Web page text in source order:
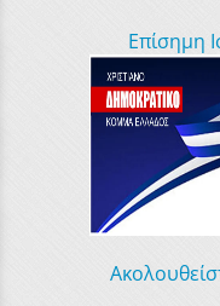
Επίσημη